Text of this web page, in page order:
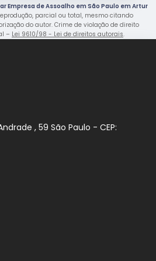
Empresa de Assoalho em São Paulo em Artur
parcial ou total, mesmo citando
do autor. Crime de violação de direito
– Lei 9610/98 - Lei de direitos autorais.
, 59 São Paulo - CEP: